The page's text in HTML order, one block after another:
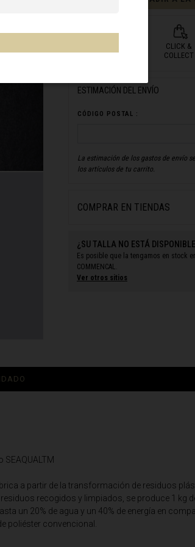
A DOMICILIO
CLICK &
COLLECT
ESTIMACIÓN DEL ENVÍO
CÓDIGO POSTAL :
La estimación de los gastos de envío
los artículos de tu carrito.
COMPRAR EN TIENDAS
¿SU TALLA NO ESTÁ
Es posible que la tengamos en stock
COMMENCAL.
Ver otros sitios
SEAQUALTM
a partir de la transformación de residuos
recogidos y limpiados, se produce 1 kg
un 20% de agua y un 40% de energía en
poliéster convencional.